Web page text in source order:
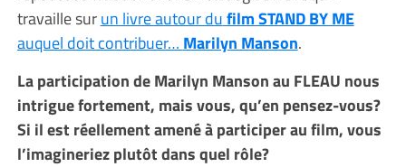
travaille surun livre autour dufilm STAND BY ME
auquel doit contribuer… Marilyn Manson.
La participation de Marilyn Manson au FLEAU nous
intrigue fortement, mais vous, qu’en pensez-vous?
Si il est réellement amené à participer au film, vous
l’imagineriez plutôt dans quel rôle?